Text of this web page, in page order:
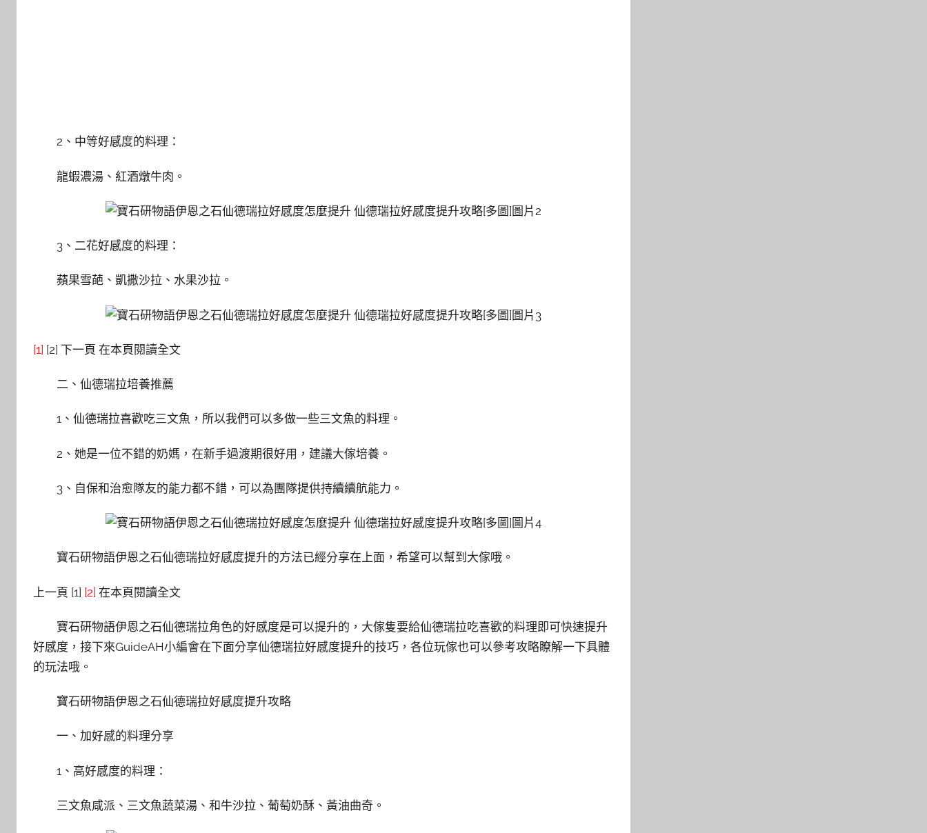
2、中等好感度的料理：
龍蝦濃湯、紅酒燉牛肉。
3、二花好感度的料理：
蘋果雪葩、凱撒沙拉、水果沙拉。
[1] [2] 下一頁 在本頁閱讀全文
二、仙德瑞拉培養推薦
1、仙德瑞拉喜歡吃三文魚，所以我們可以多做一些三文魚的料理。
2、她是一位不錯的奶媽，在新手過渡期很好用，建議大傢培養。
3、自保和治愈隊友的能力都不錯，可以為團隊提供持續續航能力。
寶石研物語伊恩之石仙德瑞拉好感度提升的方法已經分享在上面，希望可以幫到大傢哦。
上一頁 [1] [2] 在本頁閱讀全文
寶石研物語伊恩之石仙德瑞拉角色的好感度是可以提升的，大傢隻要給仙德瑞拉吃喜歡的料理即可快速提升
好感度，接下來GuideAH小編會在下面分享仙德瑞拉好感度提升的技巧，各位玩傢也可以參考攻略瞭解一下具體
的玩法哦。
寶石研物語伊恩之石仙德瑞拉好感度提升攻略
一、加好感的料理分享
1、高好感度的料理：
三文魚咸派、三文魚蔬菜湯、和牛沙拉、葡萄奶酥、黃油曲奇。